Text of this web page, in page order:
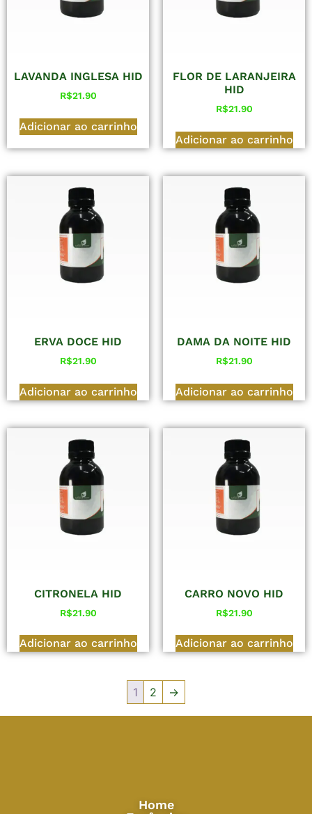
LAVANDA INGLESA HID
R$21.90
Adicionar ao carrinho
FLOR DE LARANJEIRA
HID
R$21.90
Adicionar ao carrinho
ERVA DOCE HID
R$21.90
Adicionar ao carrinho
DAMA DA NOITE HID
R$21.90
Adicionar ao carrinho
CITRONELA HID
R$21.90
Adicionar ao carrinho
CARRO NOVO HID
R$21.90
Adicionar ao carrinho
1 2 →
Home